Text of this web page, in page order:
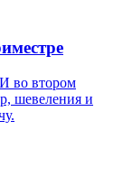
во втором
шевеления и